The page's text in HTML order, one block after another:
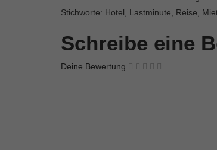
Stichworte: Hotel, Lastminute, Reise,
Schreibe eine
Deine Bewertung